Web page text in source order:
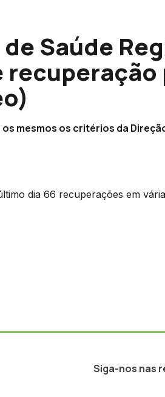
Saúde
mesmos os critérios da
dia 66 recuperações em
Siga-nos nas